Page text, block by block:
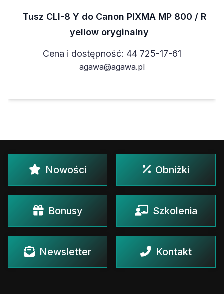
Tusz CLI-8 Y do Canon PIXMA MP 800 / R
yellow oryginalny
Cena i dostępność: 44 725-17-61
agawa@agawa.pl
Nowości Obniżki
Bonusy Szkolenia
Newsletter Kontakt